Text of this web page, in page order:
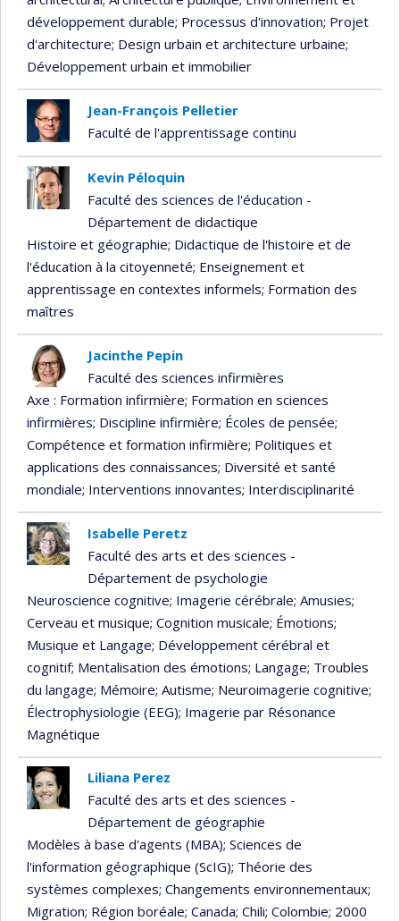
développement durable; Processus d'innovation; Projet
d'architecture; Design urbain et architecture urbaine;
Développement urbain et immobilier
Jean-François Pelletier
Faculté de l'apprentissage continu
Kevin Péloquin
Faculté des sciences de l'éducation -
Département de didactique
Histoire et géographie; Didactique de l'histoire et de
l'éducation à la citoyenneté; Enseignement et
apprentissage en contextes informels; Formation des
maîtres
Jacinthe Pepin
Faculté des sciences infirmières
Axe : Formation infirmière; Formation en sciences
infirmières; Discipline infirmière; Écoles de pensée;
Compétence et formation infirmière; Politiques et
applications des connaissances; Diversité et santé
mondiale; Interventions innovantes; Interdisciplinarité
Isabelle Peretz
Faculté des arts et des sciences -
Département de psychologie
Neuroscience cognitive; Imagerie cérébrale; Amusies;
Cerveau et musique; Cognition musicale; Émotions;
Musique et Langage; Développement cérébral et
cognitif; Mentalisation des émotions; Langage; Troubles
du langage; Mémoire; Autisme; Neuroimagerie cognitive;
Électrophysiologie (EEG); Imagerie par Résonance
Magnétique
Liliana Perez
Faculté des arts et des sciences -
Département de géographie
Modèles à base d'agents (MBA); Sciences de
l'information géographique (ScIG); Théorie des
systèmes complexes; Changements environnementaux;
Migration; Région boréale; Canada; Chili; Colombie; 2000